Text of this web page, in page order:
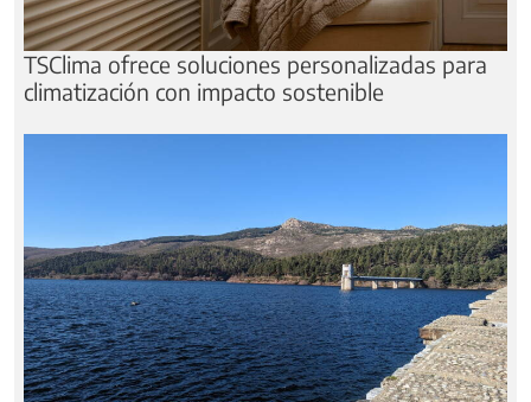
TSClima ofrece soluciones personalizadas para
climatización con impacto sostenible